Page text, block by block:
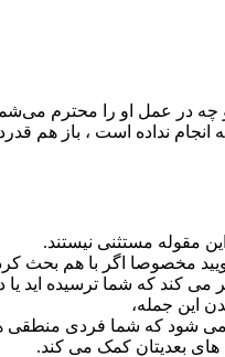
چه در عمل او را محترم
نداده است ، باز هم
مقوله مستثنی نیستند.
مخصوصا اگر با هم بحث
کند که شما ترسیده اید یا
این جمله،
شود که شما فردی منطقی
های بعدیتان کمک می کند.